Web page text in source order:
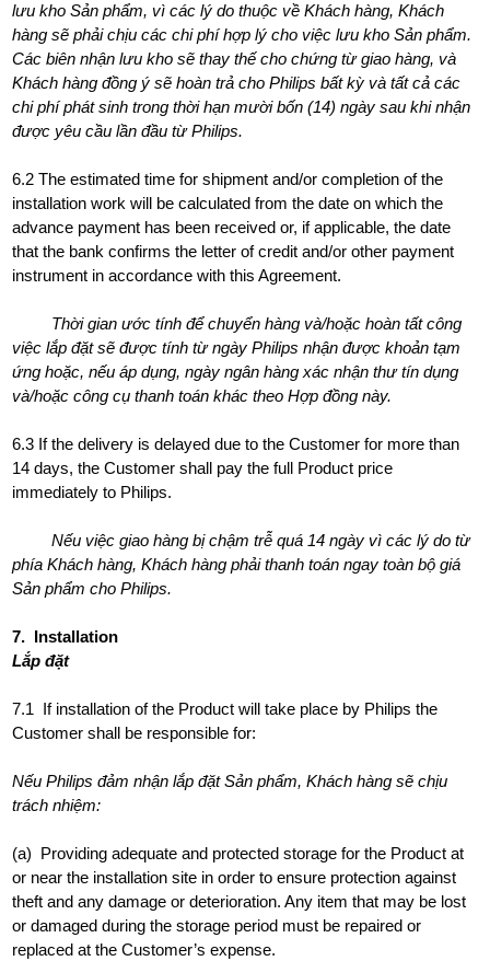
lưu kho Sản phẩm, vì các lý do thuộc về Khách hàng, Khách
hàng sẽ phải chịu các chi phí hợp lý cho việc lưu kho Sản phẩm.
Các biên nhận lưu kho sẽ thay thế cho chứng từ giao hàng, và
Khách hàng đồng ý sẽ hoàn trả cho Philips bất kỳ và tất cả các
chi phí phát sinh trong thời hạn mười bốn (14) ngày sau khi nhận
được yêu cầu lần đầu từ Philips.
6.2 The estimated time for shipment and/or completion of the
installation work will be calculated from the date on which the
advance payment has been received or, if applicable, the date
that the bank confirms the letter of credit and/or other payment
instrument in accordance with this Agreement.
Thời gian ước tính để chuyển hàng và/hoặc hoàn tất công
việc lắp đặt sẽ được tính từ ngày Philips nhận được khoản tạm
ứng hoặc, nếu áp dụng, ngày ngân hàng xác nhận thư tín dụng
và/hoặc công cụ thanh toán khác theo Hợp đồng này.
6.3 If the delivery is delayed due to the Customer for more than
14 days, the Customer shall pay the full Product price
immediately to Philips.
Nếu việc giao hàng bị chậm trễ quá 14 ngày vì các lý do từ
phía Khách hàng, Khách hàng phải thanh toán ngay toàn bộ giá
Sản phẩm cho Philips.
7. Installation
Lắp đặt
7.1 If installation of the Product will take place by Philips the
Customer shall be responsible for:
Nếu Philips đảm nhận lắp đặt Sản phẩm, Khách hàng sẽ chịu
trách nhiệm:
(a) Providing adequate and protected storage for the Product at
or near the installation site in order to ensure protection against
theft and any damage or deterioration. Any item that may be lost
or damaged during the storage period must be repaired or
replaced at the Customer’s expense.